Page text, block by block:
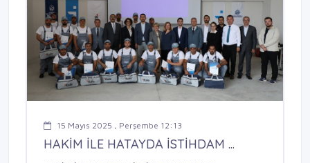
15 Mayıs 2025 , Perşembe 12:13
HAKİM İLE HATAYDA İSTİHDAM ...